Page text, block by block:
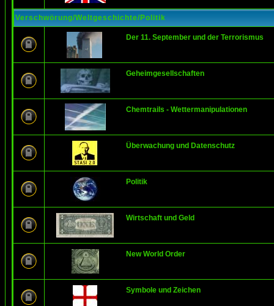
Verschwörung/Weltgeschichte/Politik
Der 11. September und der Terrorismus
Geheimgesellschaften
Chemtrails - Wettermanipulationen
Überwachung und Datenschutz
Politik
Wirtschaft und Geld
New World Order
Symbole und Zeichen